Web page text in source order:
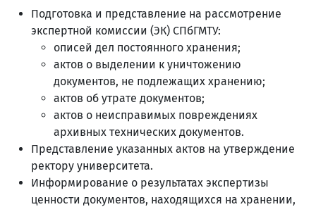
Подготовка и представление на рассмотрение
экспертной комиссии (ЭК) СПбГМТУ:
описей дел постоянного хранения;
актов о выделении к уничтожению
документов, не подлежащих хранению;
актов об утрате документов;
актов о неисправимых повреждениях
архивных технических документов.
Представление указанных актов на утверждение
ректору университета.
Информирование о результатах экспертизы
ценности документов, находящихся на хранении,